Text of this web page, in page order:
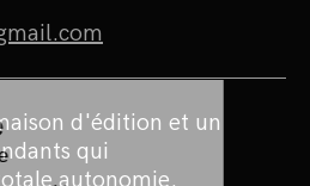
d'édition et un
qui
autonomie.